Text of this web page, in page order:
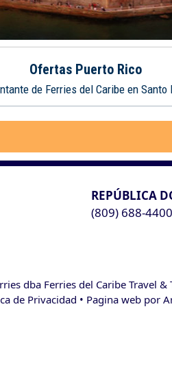
Ofertas Puerto Rico
de Ferries del Caribe en
REPÚBLICA
(809) 688-4400
dba Ferries del Caribe Travel &
de Privacidad • Pagina web por